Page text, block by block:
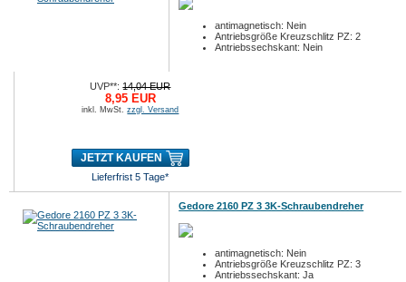
antimagnetisch: Nein
Antriebsgröße Kreuzschlitz PZ: 2
Antriebssechskant: Nein
UVP**:14,04 EUR
8,95 EUR
inkl. MwSt.zzgl. Versand
JETZT KAUFEN
Lieferfrist 5 Tage*
Gedore 2160 PZ 3 3K-Schraubendreher
antimagnetisch: Nein
Antriebsgröße Kreuzschlitz PZ: 3
Antriebssechskant: Ja